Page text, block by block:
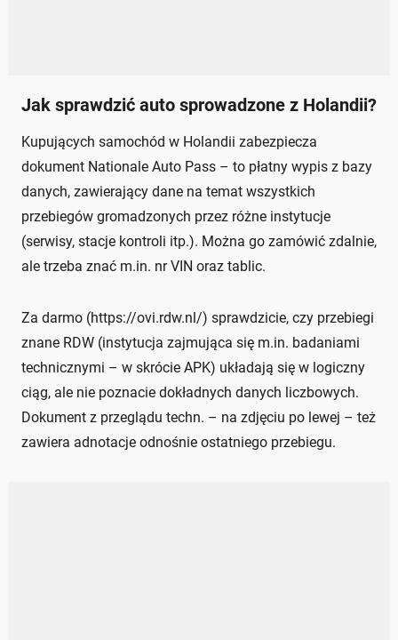
Jak sprawdzić auto sprowadzone z Holandii?
Kupujących samochód w Holandii zabezpiecza
dokument Nationale Auto Pass – to płatny wypis z bazy
danych, zawierający dane na temat wszystkich
przebiegów gromadzonych przez różne instytucje
(serwisy, stacje kontroli itp.). Można go zamówić zdalnie,
ale trzeba znać m.in. nr VIN oraz tablic.
Za darmo (https://ovi.rdw.nl/) sprawdzicie, czy przebiegi
znane RDW (instytucja zajmująca się m.in. badaniami
technicznymi – w skrócie APK) układają się w logiczny
ciąg, ale nie poznacie dokładnych danych liczbowych.
Dokument z przeglądu techn. – na zdjęciu po lewej – też
zawiera adnotacje odnośnie ostatniego przebiegu.